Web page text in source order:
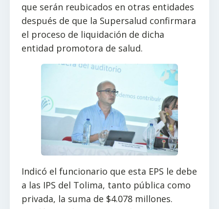
que serán reubicados en otras entidades
después de que la Supersalud confirmara
el proceso de liquidación de dicha
entidad promotora de salud.
Indicó el funcionario que esta EPS le debe
a las IPS del Tolima, tanto pública como
privada, la suma de $4.078 millones.